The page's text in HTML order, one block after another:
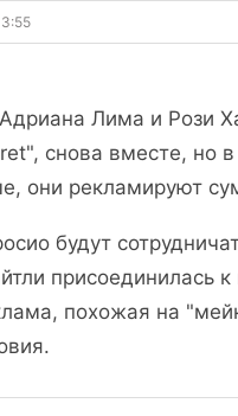
Лима и Рози
снова вместе, но
они рекламируют
будут
присоединилась
похожая на